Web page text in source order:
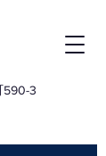
590-3